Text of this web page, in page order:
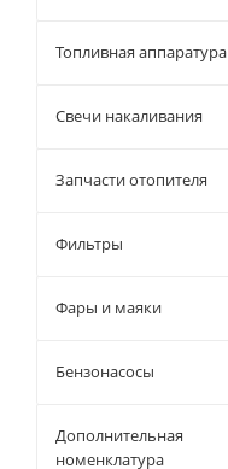
Топливная аппаратура
Свечи накаливания
Запчасти отопителя
Фильтры
Фары и маяки
Бензонасосы
Дополнительная
номенклатура